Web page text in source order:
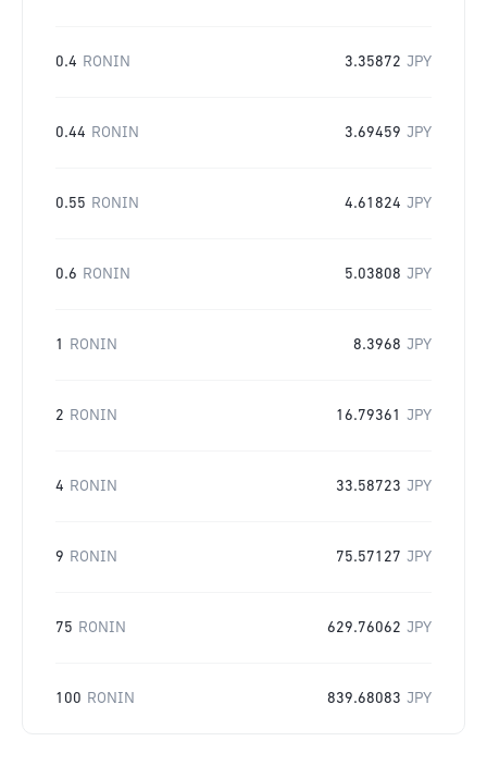
0.4 RONIN 3.35872 JPY
0.44 RONIN 3.69459 JPY
0.55 RONIN 4.61824 JPY
0.6 RONIN 5.03808 JPY
1 RONIN 8.3968 JPY
2 RONIN 16.79361 JPY
4 RONIN 33.58723 JPY
9 RONIN 75.57127 JPY
75 RONIN 629.76062 JPY
100 RONIN 839.68083 JPY